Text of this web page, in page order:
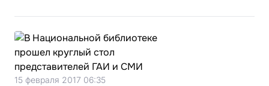
15 февраля 2017 06:35